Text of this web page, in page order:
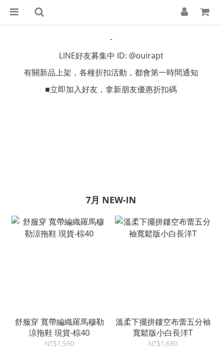
-
LINE好友募集中 ID: @ouirapt
有關新品上架，各種折扣活動，都會第一時間通知
■立即加入好友，拿新朋友優惠折扣碼
7月 NEW-IN
舒服穿 寬帶編織羅馬穆勒
涼拖鞋 現貨-棕40
NT$1,590
溫柔下擺拼鏤空布蕾五分袖
寬鬆版小白長洋T
NT$1,680